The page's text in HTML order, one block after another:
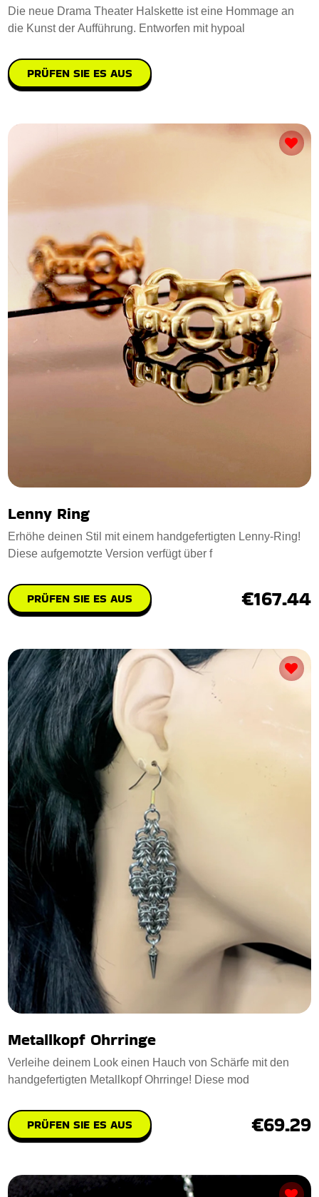
Die neue Drama Theater Halskette ist eine Hommage an
die Kunst der Aufführung. Entworfen mit hypoal
PRÜFEN SIE ES AUS
Lenny Ring
Erhöhe deinen Stil mit einem handgefertigten Lenny-Ring!
Diese aufgemotzte Version verfügt über f
PRÜFEN SIE ES AUS €167.44
Metallkopf Ohrringe
Verleihe deinem Look einen Hauch von Schärfe mit den
handgefertigten Metallkopf Ohrringe! Diese mod
PRÜFEN SIE ES AUS €69.29